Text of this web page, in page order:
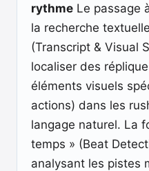
rythme Le passage
la recherche
(Transcript & Visual
localiser des
éléments visuels
actions) dans les
langage naturel. La
temps » (Beat
analysant les pistes